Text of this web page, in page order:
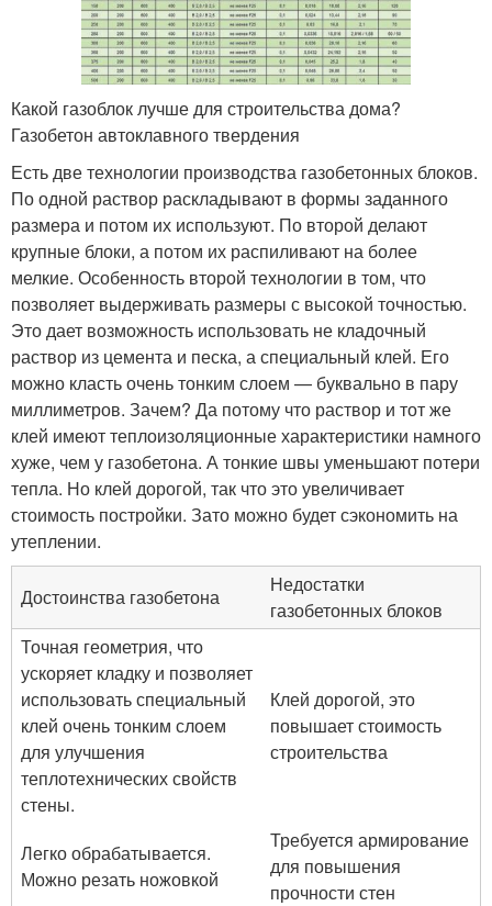
Какой газоблок лучше для строительства дома?
Газобетон автоклавного твердения
Есть две технологии производства газобетонных блоков.
По одной раствор раскладывают в формы заданного
размера и потом их используют. По второй делают
крупные блоки, а потом их распиливают на более
мелкие. Особенность второй технологии в том, что
позволяет выдерживать размеры с высокой точностью.
Это дает возможность использовать не кладочный
раствор из цемента и песка, а специальный клей. Его
можно класть очень тонким слоем — буквально в пару
миллиметров. Зачем? Да потому что раствор и тот же
клей имеют теплоизоляционные характеристики намного
хуже, чем у газобетона. А тонкие швы уменьшают потери
тепла. Но клей дорогой, так что это увеличивает
стоимость постройки. Зато можно будет сэкономить на
утеплении.
Достоинства газобетона
Недостатки
газобетонных блоков
Точная геометрия, что
ускоряет кладку и позволяет
использовать специальный
клей очень тонким слоем
для улучшения
теплотехнических свойств
стены.
Клей дорогой, это
повышает стоимость
строительства
Легко обрабатывается.
Можно резать ножовкой
Требуется армирование
для повышения
прочности стен